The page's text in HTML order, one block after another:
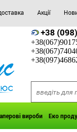
Акції
+38
вироби Еко